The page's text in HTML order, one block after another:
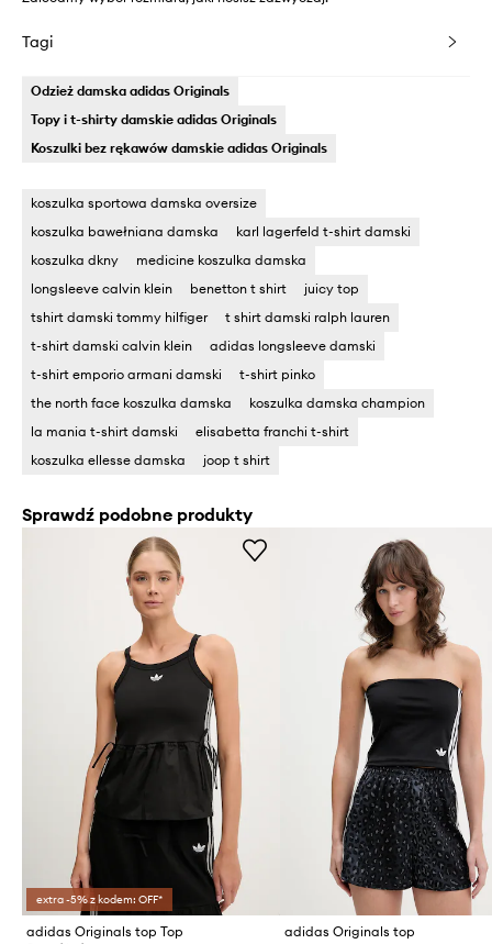
Tagi
Odzież damska adidas Originals
Topy i t-shirty damskie adidas Originals
Koszulki bez rękawów damskie adidas Originals
koszulka sportowa damska oversize
koszulka bawełniana damska
karl lagerfeld t-shirt damski
koszulka dkny
medicine koszulka damska
longsleeve calvin klein
benetton t shirt
juicy top
tshirt damski tommy hilfiger
t shirt damski ralph lauren
t-shirt damski calvin klein
adidas longsleeve damski
t-shirt emporio armani damski
t-shirt pinko
the north face koszulka damska
koszulka damska champion
la mania t-shirt damski
elisabetta franchi t-shirt
koszulka ellesse damska
joop t shirt
Sprawdź podobne produkty
extra -5% z kodem: OFF*
adidas Originals top Top
adidas Originals top